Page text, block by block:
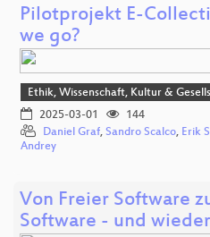
Pilotprojekt E-
we go?
Ethik, Wissenschaft, Kultur &
2025-03-01
144
Daniel Graf, Sandro Scalco, Erik
Andrey
Von Freier Software
Software - und